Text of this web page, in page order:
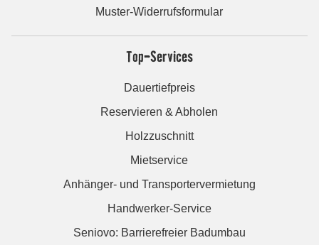
Muster-Widerrufsformular
Top-Services
Dauertiefpreis
Reservieren & Abholen
Holzzuschnitt
Mietservice
Anhänger- und Transportervermietung
Handwerker-Service
Seniovo: Barrierefreier Badumbau